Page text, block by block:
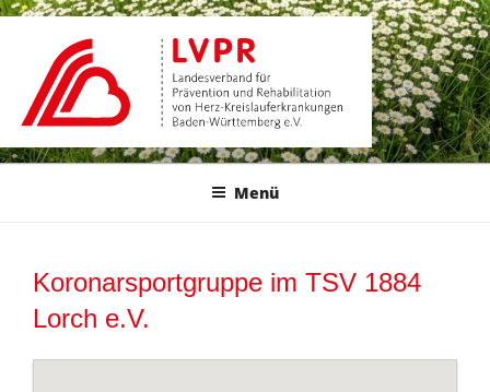
Zum
springen
Menü
Koronarsportgruppe im TSV 1884
Lorch e.V.